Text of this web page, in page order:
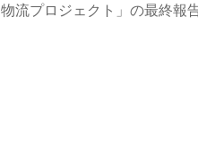
流プロジェクト」の最終報